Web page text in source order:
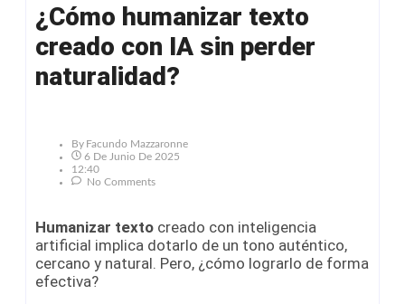
¿Cómo humanizar texto
creado con IA sin perder
naturalidad?
By Facundo Mazzaronne
6 De Junio De 2025
12:40
No Comments
Humanizar texto creado con inteligencia
artificial implica dotarlo de un tono auténtico,
cercano y natural. Pero, ¿cómo lograrlo de forma
efectiva?